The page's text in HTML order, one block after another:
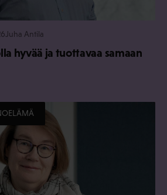
Juha Antila
hyvää ja tuottavaa samaan